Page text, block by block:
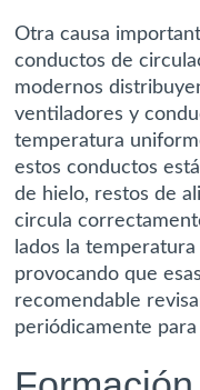
Otra causa
conductos de
modernos
ventiladores y
temperatura
estos conductos
de hielo, restos de
circula
lados la
provocando que
recomendable
periódicamente